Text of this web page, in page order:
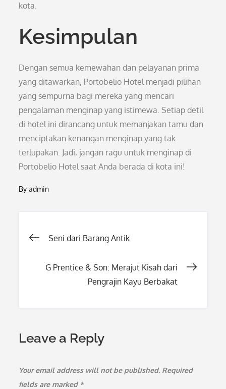
kota.
Kesimpulan
Dengan semua kemewahan dan pelayanan prima
yang ditawarkan, Portobelio Hotel menjadi pilihan
yang sempurna bagi mereka yang mencari
pengalaman menginap yang istimewa. Setiap detil
di hotel ini dirancang untuk memanjakan tamu dan
menciptakan kenangan menginap yang tak
terlupakan. Jadi, jangan ragu untuk menginap di
Portobelio Hotel saat Anda berada di kota ini!
Byadmin
Post
navigation
Seni dari Barang Antik
G Prentice & Son: Merajut Kisah dari
Pengrajin Kayu Berbakat
Leave a Reply
Your email address will not be published. Required
fields are marked *